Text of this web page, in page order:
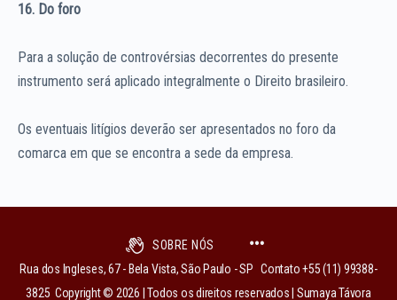
16. Do foro
Para a solução de controvérsias decorrentes do presente
instrumento será aplicado integralmente o Direito brasileiro.
Os eventuais litígios deverão ser apresentados no foro da
comarca em que se encontra a sede da empresa.
SOBRE NÓS
Rua dos Ingleses, 67 - Bela Vista, São Paulo - SP Contato +55 (11) 99388-
3825 Copyright © 2026 | Todos os direitos reservados | Sumaya Távora